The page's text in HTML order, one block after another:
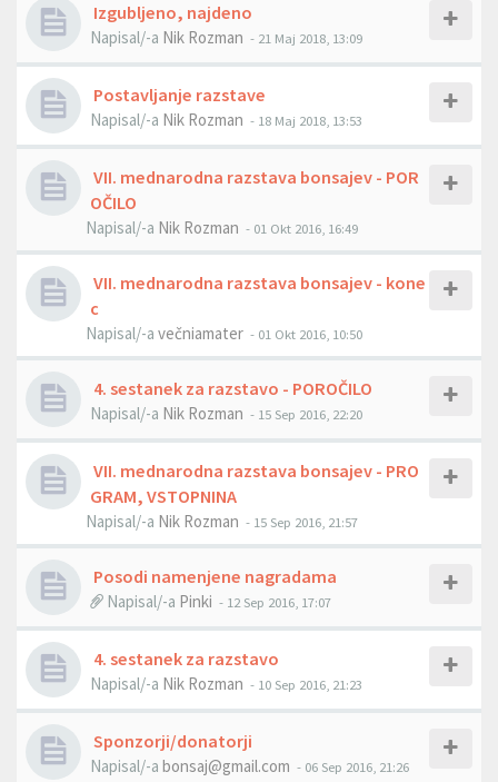
Izgubljeno, najdeno
Napisal/-a Nik Rozman - 21 Maj 2018, 13:09
Postavljanje razstave
Napisal/-a Nik Rozman - 18 Maj 2018, 13:53
VII. mednarodna razstava bonsajev - POR
OČILO
Napisal/-a Nik Rozman - 01 Okt 2016, 16:49
VII. mednarodna razstava bonsajev - kone
c
Napisal/-a večniamater - 01 Okt 2016, 10:50
4. sestanek za razstavo - POROČILO
Napisal/-a Nik Rozman - 15 Sep 2016, 22:20
VII. mednarodna razstava bonsajev - PRO
GRAM, VSTOPNINA
Napisal/-a Nik Rozman - 15 Sep 2016, 21:57
Posodi namenjene nagradama
Napisal/-a Pinki - 12 Sep 2016, 17:07
4. sestanek za razstavo
Napisal/-a Nik Rozman - 10 Sep 2016, 21:23
Sponzorji/donatorji
Napisal/-a bonsaj@gmail.com - 06 Sep 2016, 21:26